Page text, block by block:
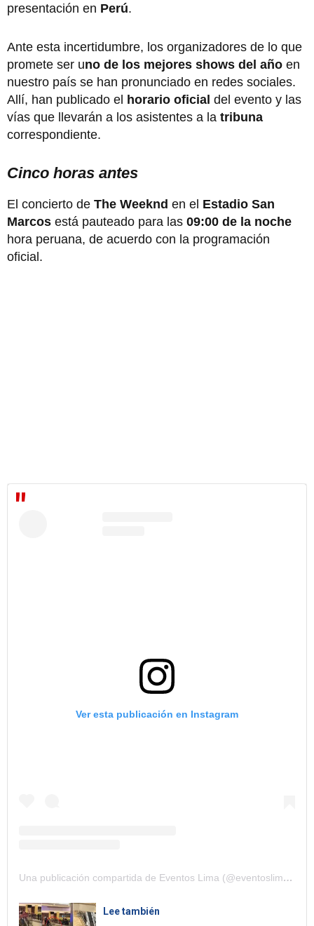
presentación en Perú.
Ante esta incertidumbre, los organizadores de lo que
promete ser uno de los mejores shows del año en
nuestro país se han pronunciado en redes sociales.
Allí, han publicado el horario oficial del evento y las
vías que llevarán a los asistentes a la tribuna
correspondiente.
Cinco horas antes
El concierto de The Weeknd en el Estadio San
Marcos está pauteado para las 09:00 de la noche
hora peruana, de acuerdo con la programación
oficial.
Ver esta publicación en Instagram
Una publicación compartida de Eventos Lima (@eventoslimaofficial)
Lee también